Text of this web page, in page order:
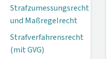
Strafzumessungsrecht
und Maßregelrecht
Strafverfahrensrecht
(mit GVG)